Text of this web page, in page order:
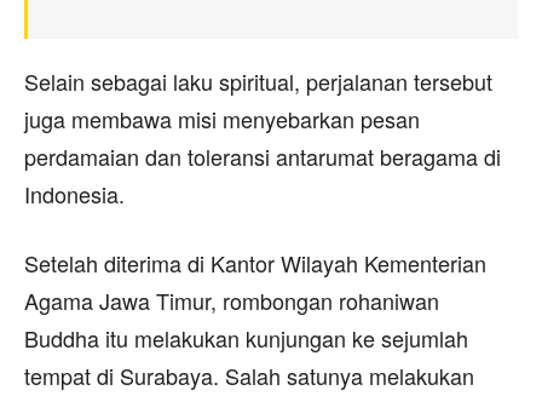
Selain sebagai laku spiritual, perjalanan tersebut
juga membawa misi menyebarkan pesan
perdamaian dan toleransi antarumat beragama di
Indonesia.
Setelah diterima di Kantor Wilayah Kementerian
Agama Jawa Timur, rombongan rohaniwan
Buddha itu melakukan kunjungan ke sejumlah
tempat di Surabaya. Salah satunya melakukan